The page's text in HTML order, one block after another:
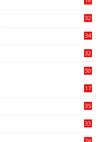
32
34
32
30
17
35
33